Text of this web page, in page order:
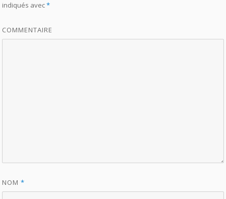
indiqués avec*
COMMENTAIRE
NOM*